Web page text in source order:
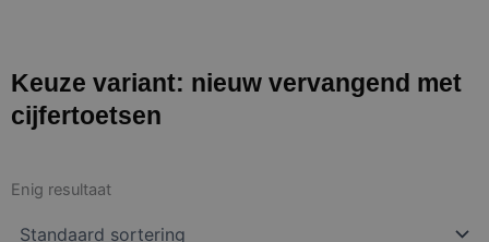
Keuze variant: nieuw vervangend met
cijfertoetsen
Enig resultaat